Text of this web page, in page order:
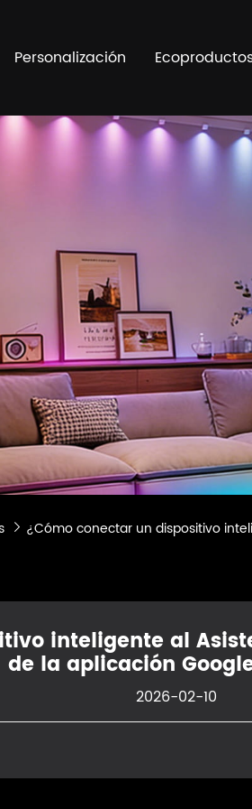
Personalización
 ¿Cómo conectar un dispositivo
inteligente al
de la aplicación
2026-02-10